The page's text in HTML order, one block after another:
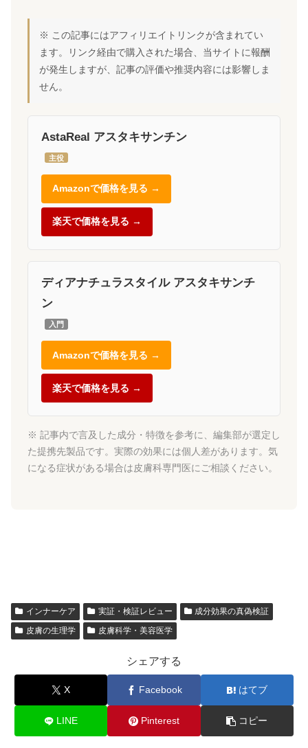
※ この記事にはアフィリエイトリンクが含まれてい
ます。リンク経由で購入された場合、当サイトに報酬
が発生しますが、記事の評価や推奨内容には影響しま
せん。
AstaReal アスタキサンチン
主役
Amazonで価格を見る →
楽天で価格を見る →
ディアナチュラスタイル アスタキサンチ
ン
入門
Amazonで価格を見る →
楽天で価格を見る →
※ 記事内で言及した成分・特徴を参考に、編集部が選定し
た提携先製品です。実際の効果には個人差があります。気
になる症状がある場合は皮膚科専門医にご相談ください。
インナーケア 実証・検証レビュー
成分効果の真偽検証
皮膚の生理学
皮膚科学・美容医学
シェアする
X Facebook はてブ
LINE Pinterest コピー